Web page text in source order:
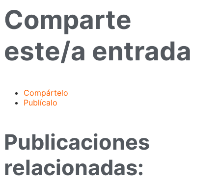
Comparte
este/a entrada
Compártelo
Publícalo
Publicaciones
relacionadas: